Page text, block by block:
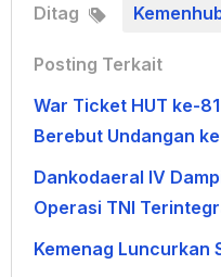
Ditag
Posting Terkait
War Ticket HUT ke-
Berebut Undangan
Dankodaeral IV
Operasi TNI
Kemenag Luncurkan